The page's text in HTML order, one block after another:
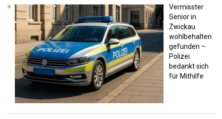
Vermisster
Senior in
Zwickau
wohlbehalten
gefunden –
Polizei
bedankt sich
für Mithilfe